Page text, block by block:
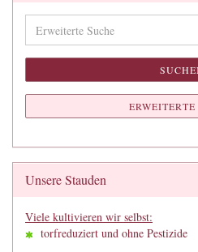
Suche
Unsere Stauden
Viele kultivieren wir selbst:
torfreduziert und ohne Pestizide